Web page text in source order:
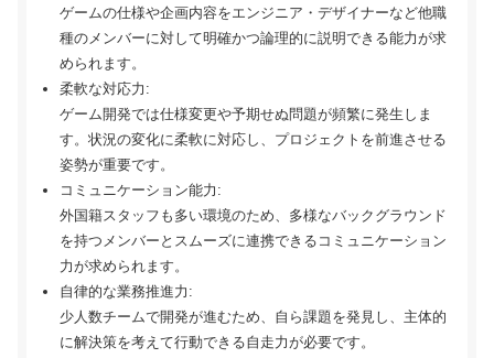
ゲームの仕様や企画内容をエンジニア・デザイナーなど他職
種のメンバーに対して明確かつ論理的に説明できる能力が求
められます。
柔軟な対応力:
ゲーム開発では仕様変更や予期せぬ問題が頻繁に発生しま
す。状況の変化に柔軟に対応し、プロジェクトを前進させる
姿勢が重要です。
コミュニケーション能力:
外国籍スタッフも多い環境のため、多様なバックグラウンド
を持つメンバーとスムーズに連携できるコミュニケーション
力が求められます。
自律的な業務推進力:
少人数チームで開発が進むため、自ら課題を発見し、主体的
に解決策を考えて行動できる自走力が必要です。